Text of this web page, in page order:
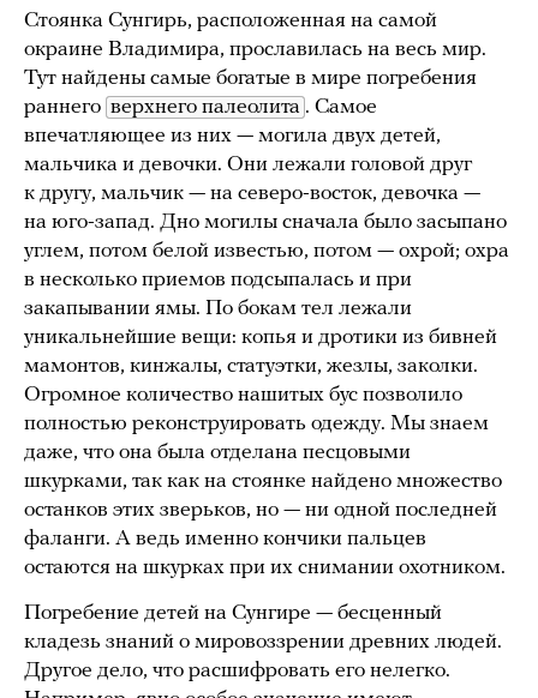
Стоянка Сунгирь, расположенная на самой
окраине Владимира, прославилась на весь мир.
Тут найдены самые богатые в мире погребения
раннего верхнего палеолита . Самое
впечатляющее из них — могила двух детей,
мальчика и девочки. Они лежали головой друг
к другу, мальчик — на северо-восток, девочка —
на юго-запад. Дно могилы сначала было засыпано
углем, потом белой известью, потом — охрой; охра
в несколько приемов подсыпалась и при
закапывании ямы. По бокам тел лежали
уникальнейшие вещи: копья и дротики из бивней
мамонтов, кинжалы, статуэтки, жезлы, заколки.
Огромное количество нашитых бус позволило
полностью реконструировать одежду. Мы знаем
даже, что она была отделана песцовыми
шкурками, так как на стоянке найдено множество
останков этих зверьков, но — ни одной последней
фаланги. А ведь именно кончики пальцев
остаются на шкурках при их снимании охотником.
Погребение детей на Сунгире — бесценный
кладезь знаний о мировоззрении древних людей.
Другое дело, что расшифровать его нелегко.